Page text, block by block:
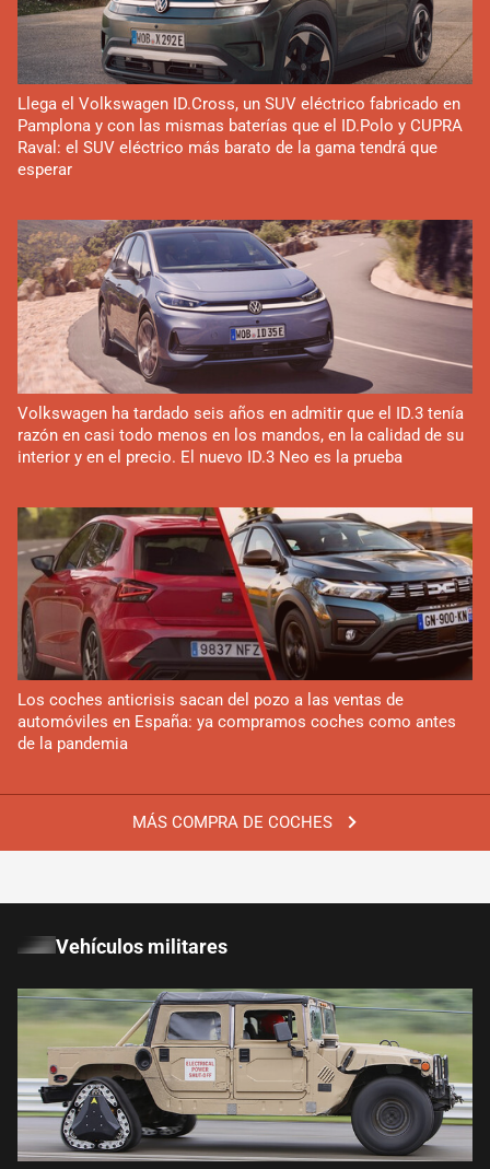
MÁS COMPRA DE COCHES
Llega el Volkswagen ID.Cross, un SUV eléctrico fabricado en
Pamplona y con las mismas baterías que el ID.Polo y CUPRA
Raval: el SUV eléctrico más barato de la gama tendrá que
esperar
Volkswagen ha tardado seis años en admitir que el ID.3 tenía
razón en casi todo menos en los mandos, en la calidad de su
interior y en el precio. El nuevo ID.3 Neo es la prueba
Los coches anticrisis sacan del pozo a las ventas de
automóviles en España: ya compramos coches como antes
de la pandemia
Vehículos militares